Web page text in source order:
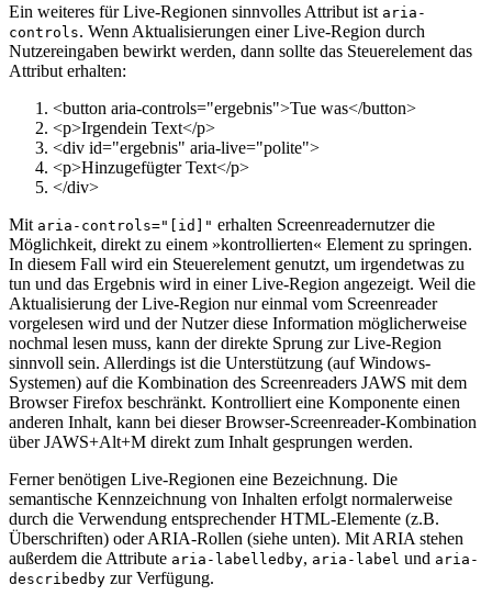
Ein weiteres für Live-Regionen sinnvolles Attribut ist aria-
controls. Wenn Aktualisierungen einer Live-Region durch
Nutzereingaben bewirkt werden, dann sollte das Steuerelement das
Attribut erhalten:
<button aria-controls="ergebnis">Tue was</button>
<p>Irgendein Text</p>
<div id="ergebnis" aria-live="polite">
<p>Hinzugefügter Text</p>
</div>
Mit aria-controls="[id]" erhalten Screenreadernutzer die
Möglichkeit, direkt zu einem »kontrollierten« Element zu springen.
In diesem Fall wird ein Steuerelement genutzt, um irgendetwas zu
tun und das Ergebnis wird in einer Live-Region angezeigt. Weil die
Aktualisierung der Live-Region nur einmal vom Screenreader
vorgelesen wird und der Nutzer diese Information möglicherweise
nochmal lesen muss, kann der direkte Sprung zur Live-Region
sinnvoll sein. Allerdings ist die Unterstützung (auf Windows-
Systemen) auf die Kombination des Screenreaders JAWS mit dem
Browser Firefox beschränkt. Kontrolliert eine Komponente einen
anderen Inhalt, kann bei dieser Browser-Screenreader-Kombination
über JAWS+Alt+M direkt zum Inhalt gesprungen werden.
Ferner benötigen Live-Regionen eine Bezeichnung. Die
semantische Kennzeichnung von Inhalten erfolgt normalerweise
durch die Verwendung entsprechender HTML-Elemente (z.B.
Überschriften) oder ARIA-Rollen (siehe unten). Mit ARIA stehen
außerdem die Attribute aria-labelledby, aria-label und aria-
describedby zur Verfügung.